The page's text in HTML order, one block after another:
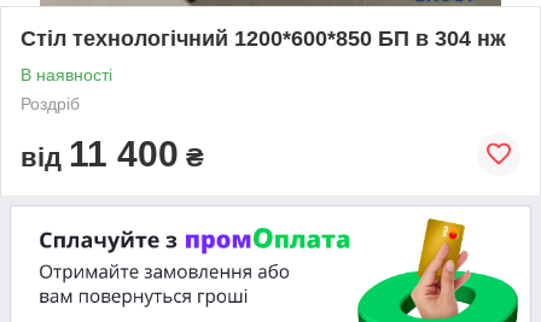
Стіл технологічний 1200*600*850 БП в 304 нж
В наявності
Роздріб
від 11 400 ₴